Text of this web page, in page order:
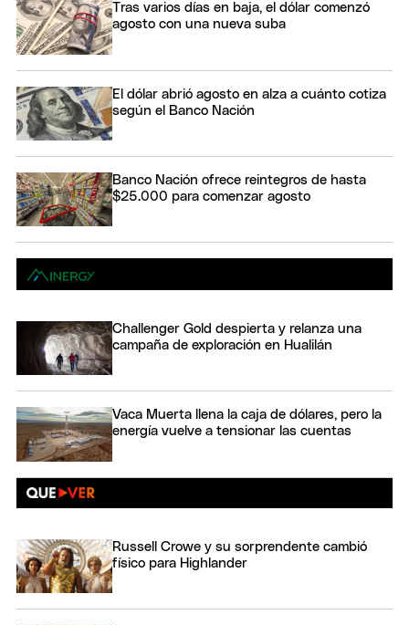
Tras varios días en baja, el dólar comenzó
agosto con una nueva suba
El dólar abrió agosto en alza a cuánto cotiza
según el Banco Nación
Banco Nación ofrece reintegros de hasta
$25.000 para comenzar agosto
Challenger Gold despierta y relanza una
campaña de exploración en Hualilán
Vaca Muerta llena la caja de dólares, pero la
energía vuelve a tensionar las cuentas
Russell Crowe y su sorprendente cambió
físico para Highlander